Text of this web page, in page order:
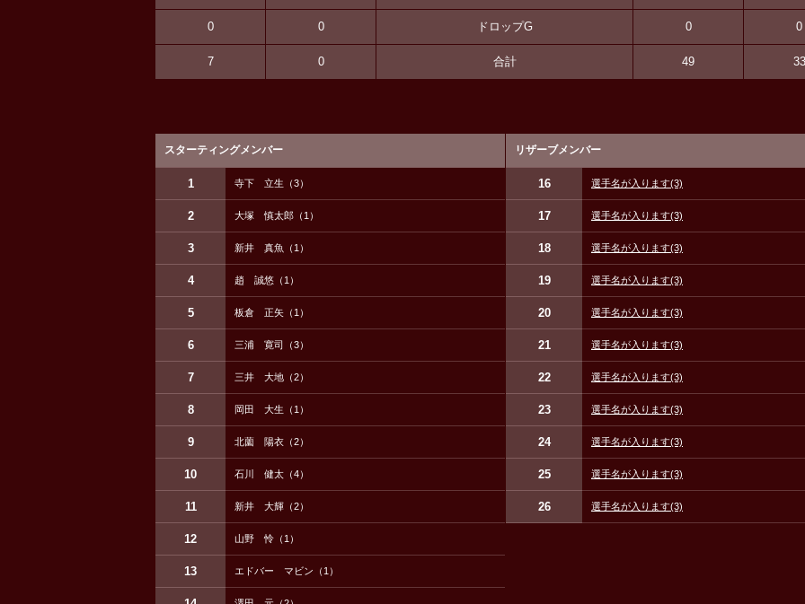
0 0 ドロップG 0 0
7 0 合計 49 33
スターティングメンバー
1 寺下 立生（3）
2 大塚 慎太郎（1）
3 新井 真魚（1）
4 趙 誠悠（1）
5 板倉 正矢（1）
6 三浦 寛司（3）
7 三井 大地（2）
8 岡田 大生（1）
9 北薗 陽衣（2）
10 石川 健太（4）
11 新井 大輝（2）
12 山野 怜（1）
13 エドバー マビン（1）
リザーブメンバー
16 選手名が入ります(3)
17 選手名が入ります(3)
18 選手名が入ります(3)
19 選手名が入ります(3)
20 選手名が入ります(3)
21 選手名が入ります(3)
22 選手名が入ります(3)
23 選手名が入ります(3)
24 選手名が入ります(3)
25 選手名が入ります(3)
26 選手名が入ります(3)